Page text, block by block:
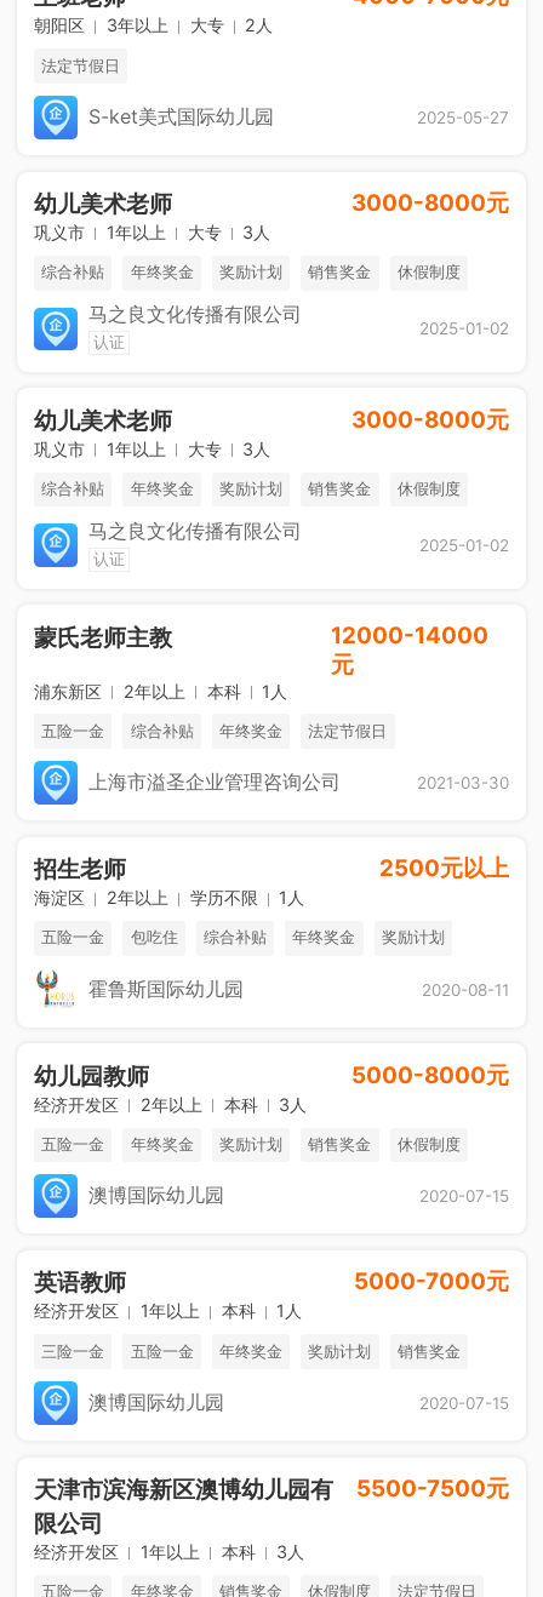
朝阳区 3年以上 大专 2人
法定节假日
S-ket美式国际幼儿园 2025-05-27
幼儿美术老师 3000-8000元
巩义市 1年以上 大专 3人
综合补贴 年终奖金 奖励计划 销售奖金 休假制度
马之良文化传播有限公司
认证
2025-01-02
幼儿美术老师 3000-8000元
巩义市 1年以上 大专 3人
综合补贴 年终奖金 奖励计划 销售奖金 休假制度
马之良文化传播有限公司
认证
2025-01-02
蒙氏老师主教
12000-14000
元
浦东新区 2年以上 本科 1人
五险一金 综合补贴 年终奖金 法定节假日
上海市溢圣企业管理咨询公司 2021-03-30
招生老师 2500元以上
海淀区 2年以上 学历不限 1人
五险一金 包吃住 综合补贴 年终奖金 奖励计划
销售奖金 休假制度 法定节假日
霍鲁斯国际幼儿园 2020-08-11
幼儿园教师 5000-8000元
经济开发区 2年以上 本科 3人
五险一金 年终奖金 奖励计划 销售奖金 休假制度
法定节假日澳博国际幼儿园 2020-07-15
英语教师 5000-7000元
经济开发区 1年以上 本科 1人
三险一金 五险一金 年终奖金 奖励计划 销售奖金
休假制度澳博国际幼儿园 2020-07-15
天津市滨海新区澳博幼儿园有
限公司
5500-7500元
经济开发区 1年以上 本科 3人
五险一金 年终奖金 销售奖金 休假制度 法定节假日